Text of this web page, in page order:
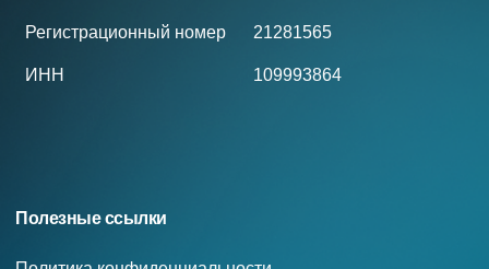
Регистрационный номер 21281565
ИНН 109993864
Полезные ссылки